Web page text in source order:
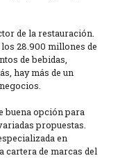
de la restauración.
28.900 millones de
de bebidas,
hay más de un
buena opción para
propuestas.
en
cartera de marcas del